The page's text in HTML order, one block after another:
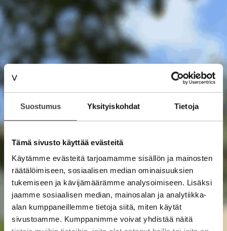
Suostumus Yksityiskohdat Tietoja
Tämä sivusto käyttää evästeitä
Käytämme evästeitä tarjoamamme sisällön ja mainosten
räätälöimiseen, sosiaalisen median ominaisuuksien
tukemiseen ja kävijämäärämme analysoimiseen. Lisäksi
jaamme sosiaalisen median, mainosalan ja analytiikka-
alan kumppaneillemme tietoja siitä, miten käytät
sivustoamme. Kumppanimme voivat yhdistää näitä